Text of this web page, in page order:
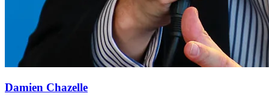
Damien Chazelle